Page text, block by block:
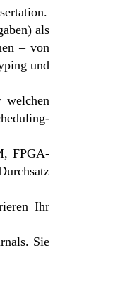
als
– von
und
welchen
FPGA-
Ihr
Sie